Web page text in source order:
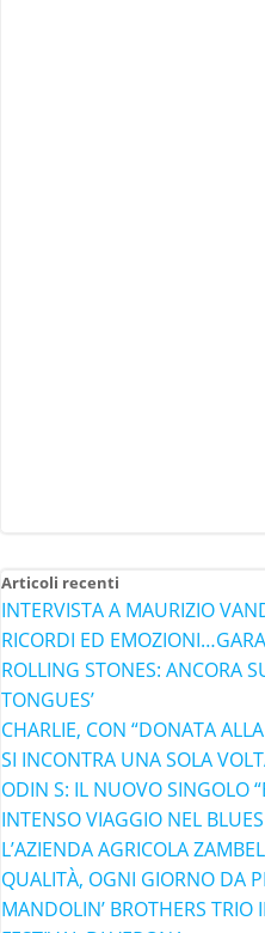
Articoli recenti
INTERVISTA A MAURIZIO
RICORDI ED
ROLLING STONES: ANCORA
TONGUES’
CHARLIE, CON “DONATA
SI INCONTRA UNA SOLA
ODIN S: IL NUOVO SINGOLO
INTENSO VIAGGIO NEL
L’AZIENDA AGRICOLA
QUALITÀ, OGNI GIORNO DA
MANDOLIN’ BROTHERS